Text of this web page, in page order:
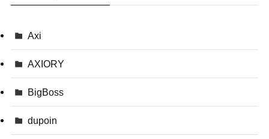
Axi
AXIORY
BigBoss
dupoin